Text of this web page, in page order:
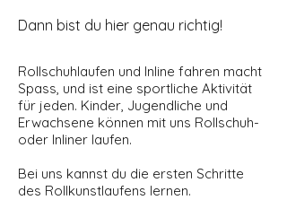
Dann bist du hier genau richtig!
Rollschuhlaufen und Inline fahren macht
Spass, und ist eine sportliche Aktivität
für jeden. Kinder, Jugendliche und
Erwachsene können mit uns Rollschuh-
oder Inliner laufen.
Bei uns kannst du die ersten Schritte
des Rollkunstlaufens lernen.